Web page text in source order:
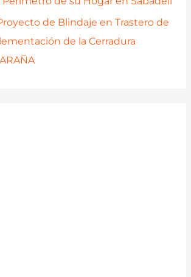
de Blindaje en Trastero de
de la Cerradura